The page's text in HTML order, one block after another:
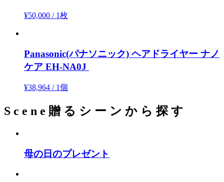
¥50,000 / 1枚
Panasonic(パナソニック) ヘアドライヤー ナノ
ケア EH-NA0J
¥38,964 / 1個
S c e n e 贈 る シ ー ン か ら 探 す
母の日のプレゼント